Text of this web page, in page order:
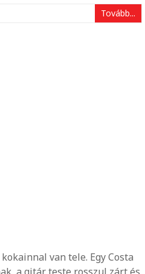
Tovább...
van tele. Egy Costa